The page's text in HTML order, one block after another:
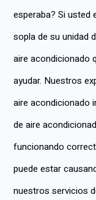
esperaba? Si usted
sopla de su unidad
aire acondicionado
ayudar. Nuestros
aire acondicionado
de aire
funcionando
puede estar
nuestros servicios